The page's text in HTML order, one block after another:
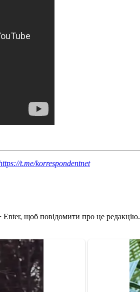
t.me/korrespondentnet
Enter, щоб повідомити про це редакцію.